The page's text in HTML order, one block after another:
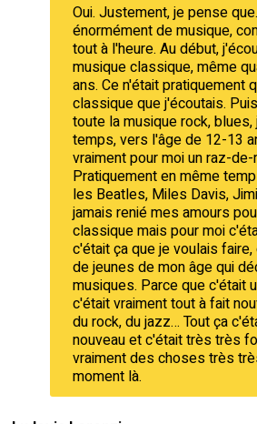
Oui. Justement, je pense
énormément de musique,
tout à l'heure. Au début,
musique classique, même
ans. Ce n'était pratiquement
classique que j'écoutais.
toute la musique rock,
temps, vers l'âge de 12-13
vraiment pour moi un raz-de-
Pratiquement en même
les Beatles, Miles Davis,
jamais renié mes amours
classique mais pour moi
c'était ça que je voulais
de jeunes de mon âge qui
musiques. Parce que c'était
c'était vraiment tout à fait
du rock, du jazz… Tout ça
nouveau et c'était très très
vraiment des choses très
moment là.